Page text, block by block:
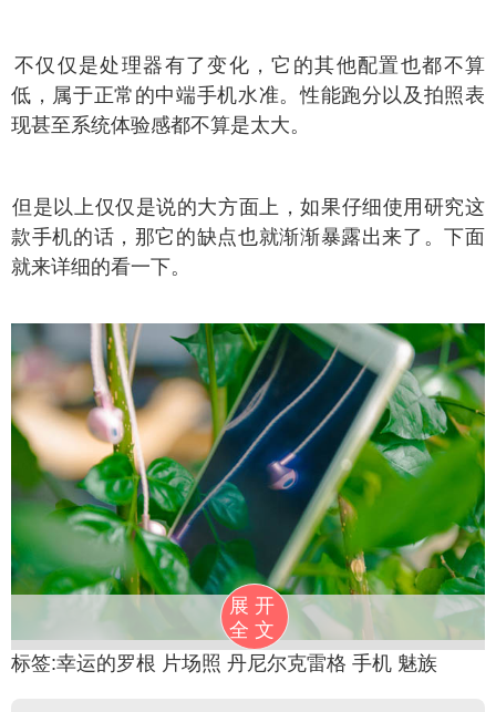
仅是处理器有了变化，它的其他配置也都不算
低，属于正常的中端手机水准。性能跑分以及拍照表
现甚至系统体验感都不算是太大。
以上仅仅是说的大方面上，如果仔细使用研究这
款手机的话，那它的缺点也就渐渐暴露出来了。下面
就来详细的看一下。
展开
全文
标签:幸运的罗根 片场照 丹尼尔克雷格 手机 魅族